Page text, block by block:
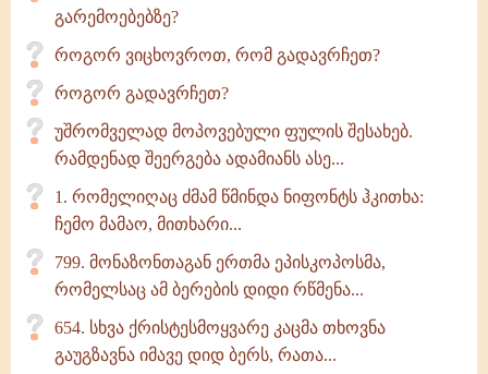
გარემოებებზე?
როგორ ვიცხოვროთ, რომ გადავრჩეთ?
როგორ გადავრჩეთ?
უშრომველად მოპოვებული ფულის შესახებ.
რამდენად შეერგება ადამიანს ასე...
1. რომელიღაც ძმამ წმინდა ნიფონტს ჰკითხა:
ჩემო მამაო, მითხარი...
799. მონაზონთაგან ერთმა ეპისკოპოსმა,
რომელსაც ამ ბერების დიდი რწმენა...
654. სხვა ქრისტესმოყვარე კაცმა თხოვნა
გაუგზავნა იმავე დიდ ბერს, რათა...